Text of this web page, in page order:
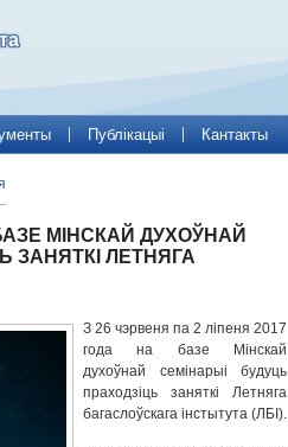
Публікацыі Кантакты
МІНСКАЙ ДУХОЎНАЙ
ЗАНЯТКІ ЛЕТНЯГА
З 26 чэрвеня па 2 ліпеня 2017
года на базе Мінскай
духоўнай семінарыі будуць
праходзіць заняткі Летняга
багаслоўскага інстытута (ЛБІ).